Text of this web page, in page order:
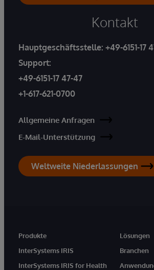
Kontakt
Hauptgeschäftsstelle: +49-6151-17
Support:
+49-6151-17 47-47
+1-617-621-0700
Allgemeine Anfragen
E-Mail-Unterstützung
Weltweite Niederlassungen
Produkte
InterSystems IRIS
InterSystems IRIS for Health
Lösungen
Branchen